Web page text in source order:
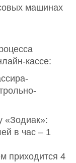
машинах
кассе:
«Зодиак»:
в час – 1
приходится 4